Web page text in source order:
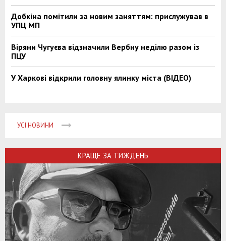
Добкіна помітили за новим заняттям: прислужував в
УПЦ МП
Віряни Чугуєва відзначили Вербну неділю разом із
ПЦУ
У Харкові відкрили головну ялинку міста (ВІДЕО)
УСІ НОВИНИ
КРАЩЕ ЗА ТИЖДЕНЬ